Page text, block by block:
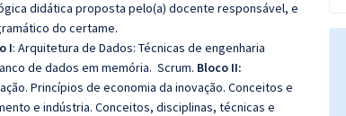
didática proposta pelo(a) docente responsável, e
do certame.
I: Arquitetura de Dados: Técnicas de engenharia
de dados em memória. Scrum. Bloco II:
Princípios de economia da inovação. Conceitos e
e indústria. Conceitos, disciplinas, técnicas e